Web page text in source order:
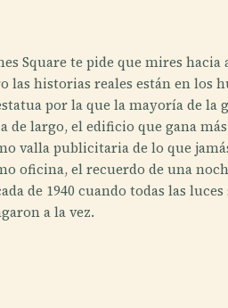
Square te pide que mires hacia
las historias reales están en los
por la que la mayoría de la
de largo, el edificio que gana
valla publicitaria de lo que
oficina, el recuerdo de una
de 1940 cuando todas las luces
a la vez.